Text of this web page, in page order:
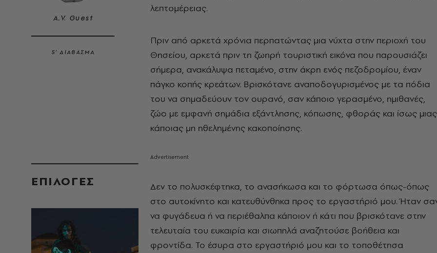
A.V. Guest
5’ ΔΙΑΒΑΣΜΑ
EΠΙΛΟΓΈΣ
λεπτομέρειας.
Πριν από αρκετά χρόνια περπατώντας μια νύχτα στην περιοχή του
Θησείου, αρκετά πριν τη ζωηρή τουριστική εικόνα που παρουσιάζει
σήμερα, ανακάλυψα πεταμένο, στην άκρη ενός πεζοδρομίου, έναν
πάγκο κοπής κρεάτων. Βρισκότανε αναποδογυρισμένος με τα πόδια
του να σημαδεύουν τον ουρανό, σαν κάποιο γερασμένο, ημιθανές,
ζώο με εμφανή σημάδια εξάντλησης, κόπωσης, φθοράς και ίσως μιας
κάποιας μη ηθελημένης κακοποίησης.
Δεν το πολυσκέφτηκα, το ανασήκωσα και το φόρτωσα όπως-όπως
στο αυτοκίνητο και κατευθύνθηκα προς το εργαστήριό μου. Ήταν
να φυγάδευα ή να περιέθαλπα κάποιον ή κάτι που βρισκότανε στην
τελευταία του ευκαιρία και σιωπηλά αναζητούσε βοήθεια και
φροντίδα. Το έσυρα στο εργαστήριό μου και το τοποθέτησα